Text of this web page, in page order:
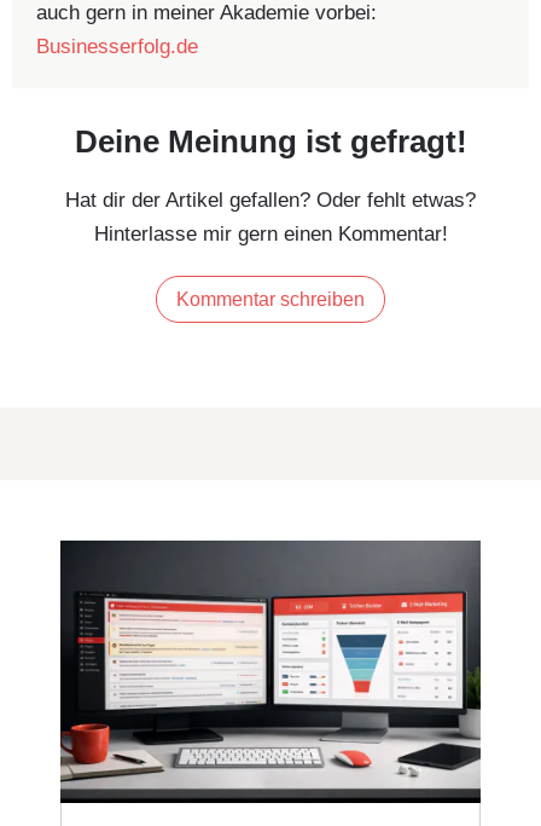
auch gern in meiner Akademie vorbei:
Businesserfolg.de
Deine Meinung ist gefragt!
Hat dir der Artikel gefallen? Oder fehlt etwas?
Hinterlasse mir gern einen Kommentar!
Kommentar schreiben